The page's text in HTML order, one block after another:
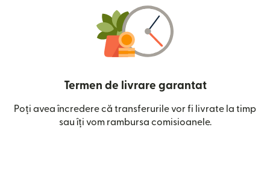
Termen de livrare garantat
Poți avea încredere că transferurile vor fi livrate la timp
sau îți vom rambursa comisioanele.